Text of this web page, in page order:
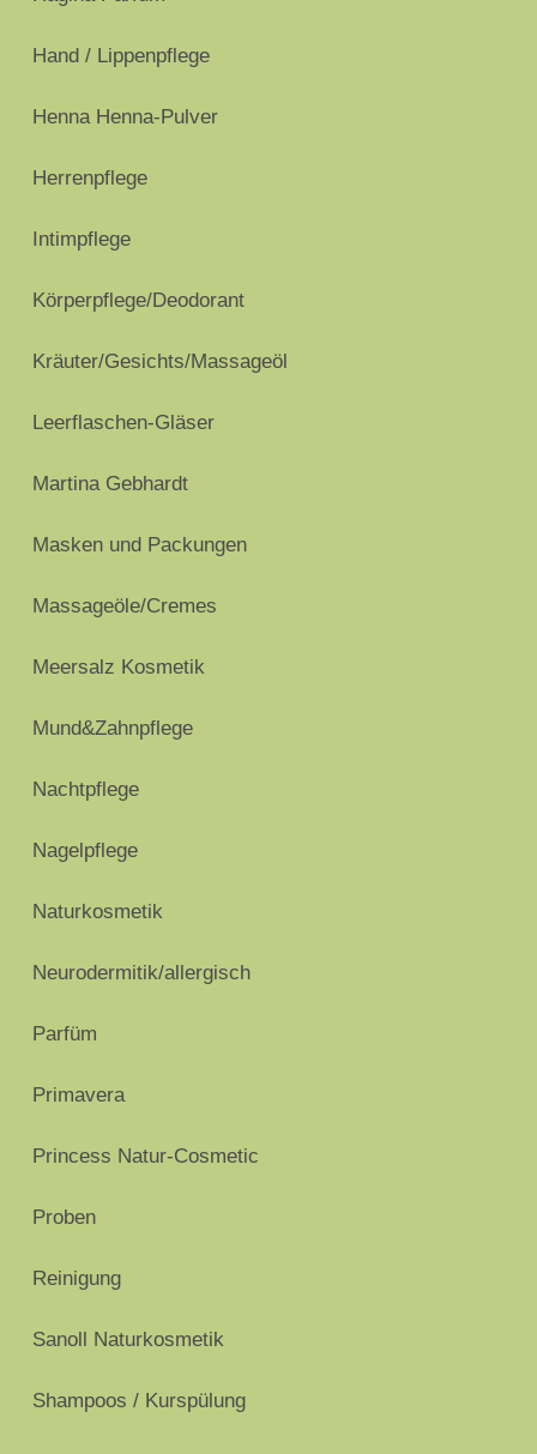
Hand / Lippenpflege
Henna Henna-Pulver
Herrenpflege
Intimpflege
Körperpflege/Deodorant
Kräuter/Gesichts/Massageöl
Leerflaschen-Gläser
Martina Gebhardt
Masken und Packungen
Massageöle/Cremes
Meersalz Kosmetik
Mund&Zahnpflege
Nachtpflege
Nagelpflege
Naturkosmetik
Neurodermitik/allergisch
Parfüm
Primavera
Princess Natur-Cosmetic
Proben
Reinigung
Sanoll Naturkosmetik
Shampoos / Kurspülung